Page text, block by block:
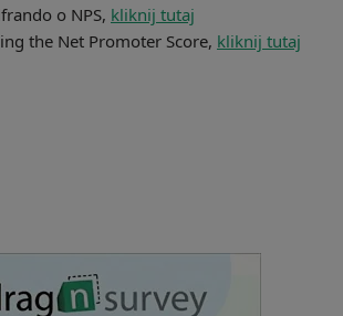
o NPS, kliknij tutaj
the Net Promoter Score, kliknij tutaj